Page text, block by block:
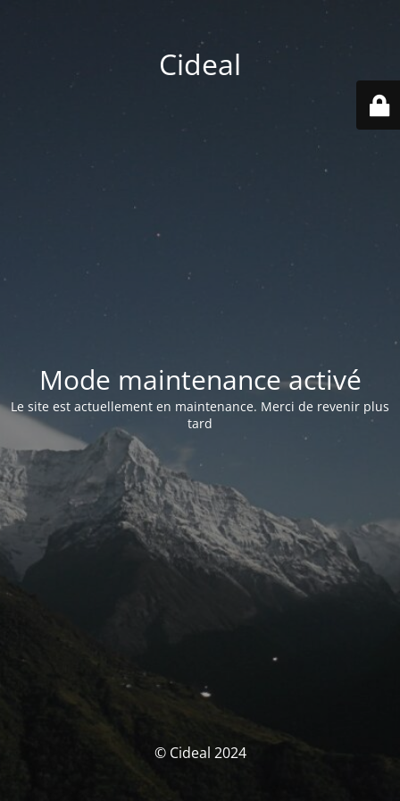
Cideal
Mode maintenance activé
Le site est actuellement en maintenance. Merci de revenir plus
tard
© Cideal 2024